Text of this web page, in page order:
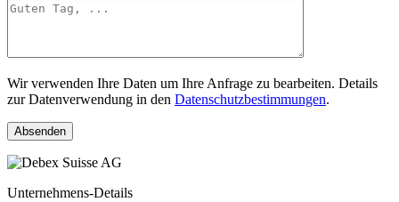
Wir verwenden Ihre Daten um Ihre Anfrage zu bearbeiten. Details
zur Datenverwendung in den Datenschutzbestimmungen.
Absenden
Unternehmens-Details